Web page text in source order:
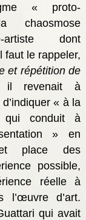
« proto-
artiste dont
faut le rappeler,
et répétition de
il revenait à
« à la
qui conduit à
» en
place des
possible,
réelle à
l’œuvre d’art.
qui avait